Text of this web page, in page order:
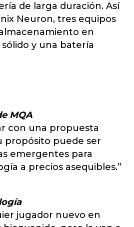
de larga duración. Así
Neuron, tres equipos
en
y una batería
MQA
con una propuesta
propósito puede ser
emergentes para
a precios asequibles.”
jugador nuevo en